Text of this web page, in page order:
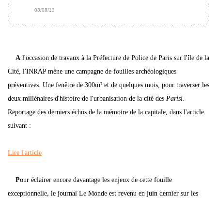
03/08/13
A l'occasion de travaux à la Préfecture de Police de Paris sur l'île de la
Cité, l'INRAP mène une campagne de fouilles archéologiques
préventives. Une fenêtre de 300m² et de quelques mois, pour traverser les
deux millénaires d'histoire de l'urbanisation de la cité des Parisi.
Reportage des derniers échos de la mémoire de la capitale, dans l'article
suivant :
Lire l'article
Pour éclairer encore davantage les enjeux de cette fouille
exceptionnelle, le journal Le Monde est revenu en juin dernier sur les